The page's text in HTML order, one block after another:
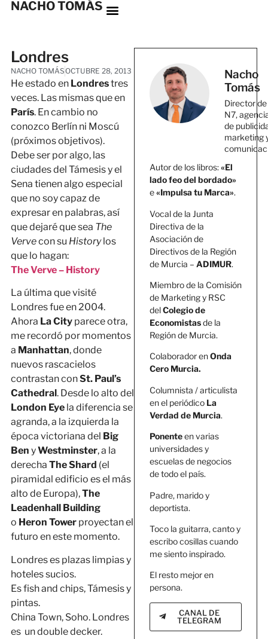
NACHO TOMÁS
Londres
NACHO TOMÁSOCTUBRE 28, 2013
He estado en Londrestres
veces. Las mismas que en
París. En cambio no
conozco Berlín ni Moscú
(próximos objetivos).
Debe ser por algo, las
ciudades del Támesis y el
Sena tienen algo especial
que no soy capaz de
expresar en palabras, así
que dejaré que sea The
Vervecon su Historylos
que lo hagan:
The Verve – History
La última que visité
Londres fue en 2004.
Ahora La Cityparece otra,
me recordó por momentos
a Manhattan, donde
nuevos rascacielos
contrastan conSt. Paul’s
Cathedral. Desde lo alto del
London Eyela diferencia se
agranda, a la izquierda la
época victoriana del Big
Ben yWestminster, a la
derecha The Shard (el
piramidal edificio es el más
alto de Europa),The
Leadenhall Building
o Heron Towerproyectan el
futuro en este momento.
Londres es plazas limpias y
hoteles sucios.
Es fish and chips, Támesis y
pintas.
China Town, Soho. Londres
es un double decker.
Nacho
Tomás
Director de
N7,
de
marketing
Autor de los libros:«El
lado feo del bordado»
e«Impulsa tu Marca».
Vocal de la Junta
Directiva de la
Asociación de
Directivos de la Región
de Murcia – ADIMUR.
Miembro de la Comisión
de Marketing y RSC
delColegio de
Economistasde la
Región de Murcia.
Colaborador enOnda
Cero Murcia.
Columnista / articulista
en el periódico La
Verdad de Murcia.
Ponenteen varias
universidades y
escuelas de negocios
de todo el país.
Padre, marido y
deportista.
Toco la guitarra, canto y
escribo cosillas cuando
me siento inspirado.
El resto mejor en
persona.
CANAL DE
TELEGRAM